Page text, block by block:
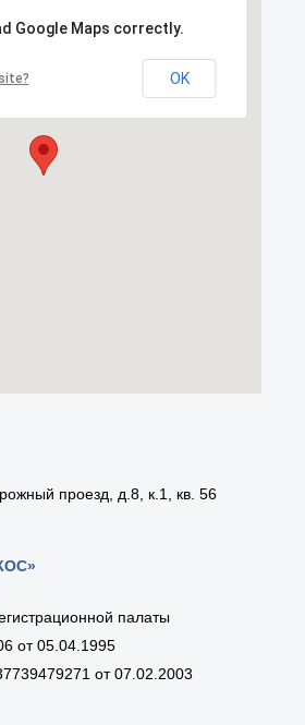
Google Maps correctly.
OK
проезд, д.8, к.1, кв. 56
палаты
от 05.04.1995
от 07.02.2003